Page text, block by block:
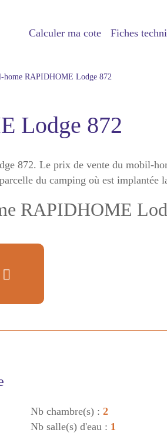
Calculer ma cote Fiches
home RAPIDHOME Lodge 872
Lodge 872
872. Le prix de vente du mobil-
du camping où est implantée
RAPIDHOME
Nb chambre(s) :2
Nb salle(s) d'eau : 1